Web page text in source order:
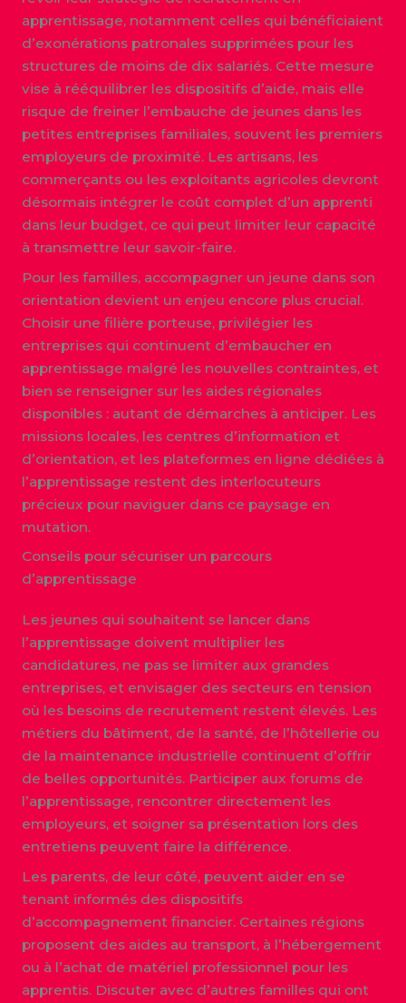
apprentissage, notamment celles qui bénéficiaient
d’exonérations patronales supprimées pour les
structures de moins de dix salariés. Cette mesure
vise à rééquilibrer les dispositifs d’aide, mais elle
risque de freiner l’embauche de jeunes dans les
petites entreprises familiales, souvent les premiers
employeurs de proximité. Les artisans, les
commerçants ou les exploitants agricoles devront
désormais intégrer le coût complet d’un apprenti
dans leur budget, ce qui peut limiter leur capacité
à transmettre leur savoir-faire.
Pour les familles, accompagner un jeune dans son
orientation devient un enjeu encore plus crucial.
Choisir une filière porteuse, privilégier les
entreprises qui continuent d’embaucher en
apprentissage malgré les nouvelles contraintes, et
bien se renseigner sur les aides régionales
disponibles : autant de démarches à anticiper. Les
missions locales, les centres d’information et
d’orientation, et les plateformes en ligne dédiées à
l’apprentissage restent des interlocuteurs
précieux pour naviguer dans ce paysage en
mutation.
Conseils pour sécuriser un parcours
d’apprentissage
Les jeunes qui souhaitent se lancer dans
l’apprentissage doivent multiplier les
candidatures, ne pas se limiter aux grandes
entreprises, et envisager des secteurs en tension
où les besoins de recrutement restent élevés. Les
métiers du bâtiment, de la santé, de l’hôtellerie ou
de la maintenance industrielle continuent d’offrir
de belles opportunités. Participer aux forums de
l’apprentissage, rencontrer directement les
employeurs, et soigner sa présentation lors des
entretiens peuvent faire la différence.
Les parents, de leur côté, peuvent aider en se
tenant informés des dispositifs
d’accompagnement financier. Certaines régions
proposent des aides au transport, à l’hébergement
ou à l’achat de matériel professionnel pour les
apprentis. Discuter avec d’autres familles qui ont